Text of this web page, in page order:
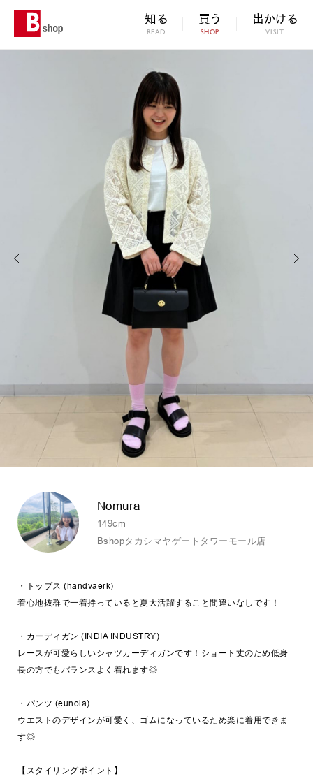
知る
READ
買う
SHOP
出かける
VISIT
Nomura
149cm
Bshopタカシマヤゲートタワーモール店
・トップス (handvaerk)
着心地抜群で一着持っていると夏大活躍すること間違いなしです！
・カーディガン (INDIA INDUSTRY)
レースが可愛らしいシャツカーディガンです！ショート丈のため低身
長の方でもバランスよく着れます◎
・パンツ (eunoia)
ウエストのデザインが可愛く、ゴムになっているため楽に着用できま
す◎
【スタイリングポイント】